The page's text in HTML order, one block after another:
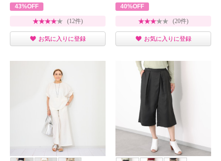
43%OFF
(12件)
お気に入りに登録
40%OFF
(20件)
お気に入りに登録